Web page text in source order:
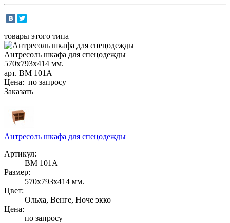
товары этого типа
Антресоль шкафа для спецодежды
570х793х414 мм.
арт. ВМ 101А
Цена: по запросу
Заказать
Антресоль шкафа для спецодежды
Артикул:
ВМ 101А
Размер:
570х793х414 мм.
Цвет:
Ольха, Венге, Ноче экко
Цена:
по запросу